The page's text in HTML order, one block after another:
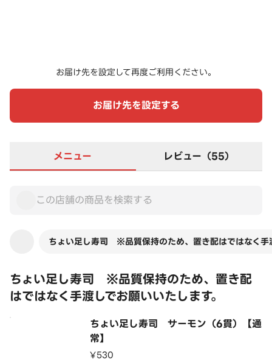
お届け先を設定して再度ご利用ください。
お届け先を設定する
メニュー レビュー（55）
ちょい足し寿司 ※品質保持のため、置き配はではなく手
ちょい足し寿司 ※品質保持のため、置き配
はではなく手渡しでお願いいたします。
ちょい足し寿司 サーモン（6貫）【通
常】
¥530